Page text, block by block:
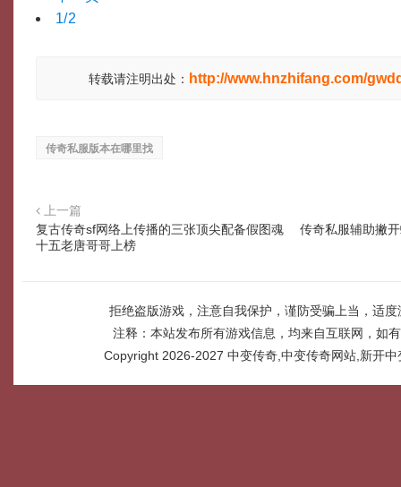
1/2
转载请注明出处： http://www.hnzhifang.com/
传奇私服版本在哪里找
上一篇
复古传奇sf网络上传播的三张顶尖配备假图魂
十五老唐哥哥上榜
传奇私服辅助撇
拒绝盗版游戏，注意自我保护，谨防受骗上当，适
注释：本站发布所有游戏信息，均来自互联网，如
Copyright 2026-2027 中变传奇,中变传奇网站,新开